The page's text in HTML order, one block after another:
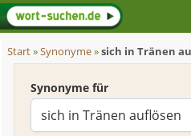
Start»Synonyme»sich in Tränen
Synonyme für